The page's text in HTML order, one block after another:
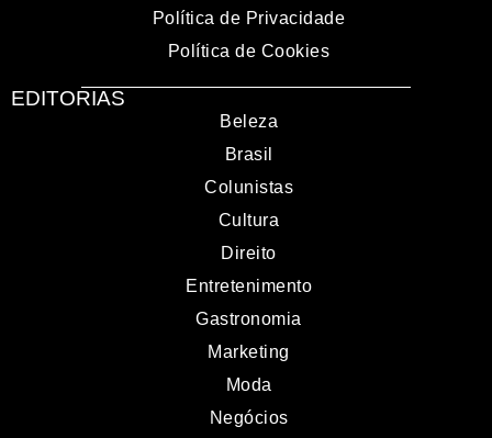
Política de Privacidade
Política de Cookies
EDITORIAS
Beleza
Brasil
Colunistas
Cultura
Direito
Entretenimento
Gastronomia
Marketing
Moda
Negócios